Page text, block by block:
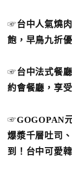
☞台中人氣燒
飽，早鳥九折
☞台中法式餐
約會餐廳，享
☞GOGOPAN
爆漿千層吐司
到！台中可愛